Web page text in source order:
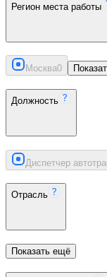
Регион места работы
Москва0
Должность
Диспетчер
Отрасль
Показать ещё